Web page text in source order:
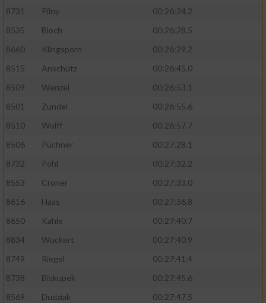
8731
Pilny
00:26:24.2
8535
Bloch
00:26:28.5
8660
Klingsporn
00:26:29.2
8515
Anschütz
00:26:45.0
8509
Wenzel
00:26:53.1
8501
Zundel
00:26:55.6
8510
Wolff
00:26:57.7
8506
Püchner
00:27:28.1
8732
Pohl
00:27:32.2
8553
Croner
00:27:33.0
8616
Haas
00:27:36.8
8650
Kahle
00:27:40.7
8834
Wuckert
00:27:40.9
8749
Riegel
00:27:41.4
8738
Biskupek
00:27:45.6
8569
Dudziak
00:27:47.5